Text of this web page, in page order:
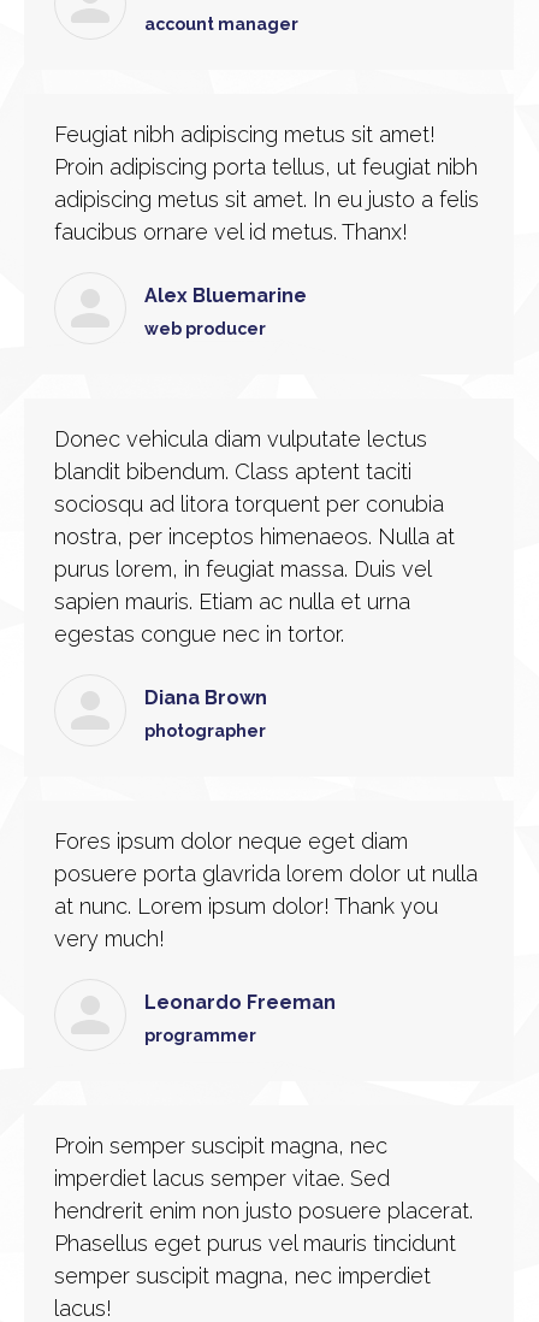
account manager
Feugiat nibh adipiscing metus sit amet!
Proin adipiscing porta tellus, ut feugiat nibh
adipiscing metus sit amet. In eu justo a felis
faucibus ornare vel id metus. Thanx!
Alex Bluemarine
web producer
Donec vehicula diam vulputate lectus
blandit bibendum. Class aptent taciti
sociosqu ad litora torquent per conubia
nostra, per inceptos himenaeos. Nulla at
purus lorem, in feugiat massa. Duis vel
sapien mauris. Etiam ac nulla et urna
egestas congue nec in tortor.
Diana Brown
photographer
Fores ipsum dolor neque eget diam
posuere porta glavrida lorem dolor ut nulla
at nunc. Lorem ipsum dolor! Thank you
very much!
Leonardo Freeman
programmer
Proin semper suscipit magna, nec
imperdiet lacus semper vitae. Sed
hendrerit enim non justo posuere placerat.
Phasellus eget purus vel mauris tincidunt
semper suscipit magna, nec imperdiet
lacus!